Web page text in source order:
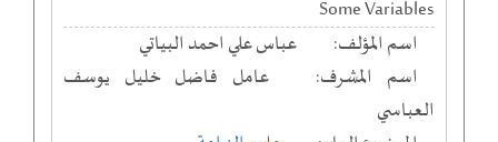
Some Variables
اسم المؤلف:
عباس علي احمد البياتي
اسم المشرف:
عامل فاضل خليل يوسف
العباسي